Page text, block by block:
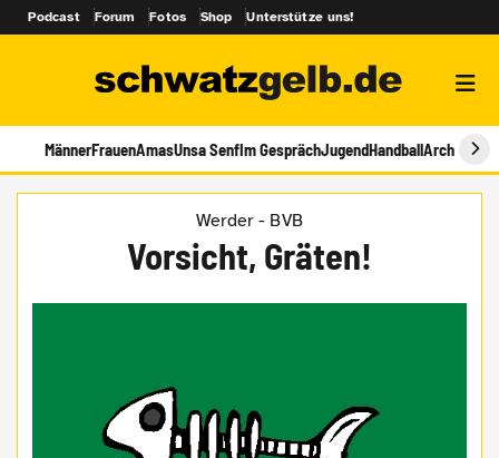
Podcast Forum Fotos Shop Unterstütze uns!
MännerFrauenAmasUnsa SenfIm GesprächJugendHandballArchiv
Werder - BVB
Vorsicht, Gräten!